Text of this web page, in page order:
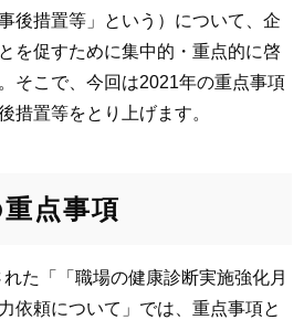
後措置等」という）について、企
を促すために集中的・重点的に啓
そこで、今回は2021年の重点事項
措置等をとり上げます。
点事項
た「「職場の健康診断実施強化月
依頼について」では、重点事項と